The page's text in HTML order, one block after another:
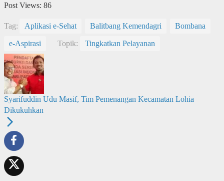
Post Views: 86
Tag: Aplikasi e-Sehat Balitbang Kemendagri Bombana
e-Aspirasi Topik: Tingkatkan Pelayanan
Syarifuddin Udu Masif, Tim Pemenangan Kecamatan Lohia
Dikukuhkan